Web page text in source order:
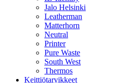
Jalo Helsinki
Leatherman
Matterhorn
Neutral
Printer
Pure Waste
South West
Thermos
Keittiötarvikkeet